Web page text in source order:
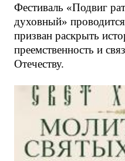
Фестиваль «Подвиг
духовный»
призван раскрыть
преемственность и
Отечеству.